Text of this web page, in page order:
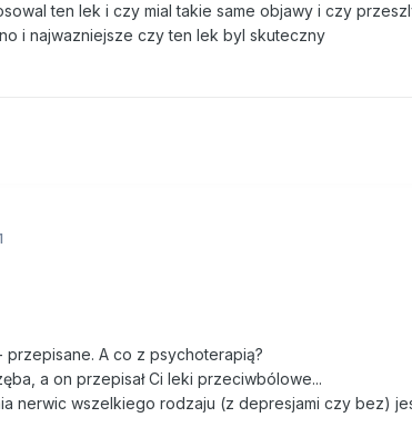
ten lek i czy mial takie same objawy i czy
i najwazniejsze czy ten lek byl skuteczny
A co z psychoterapią?
a on przepisał Ci leki przeciwbólowe...
nerwic wszelkiego rodzaju (z depresjami czy bez)